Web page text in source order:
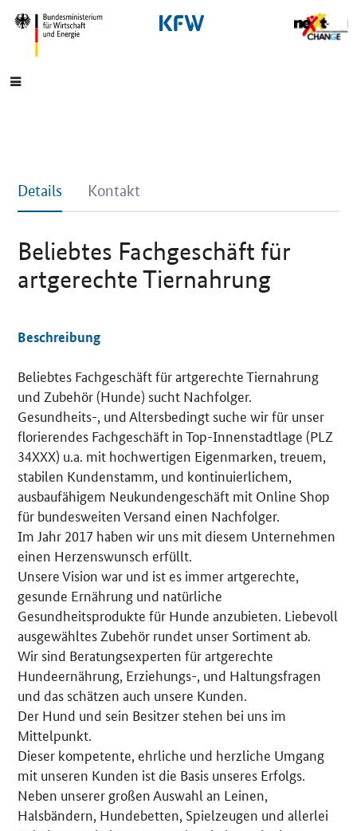
SrOnlyNavigation
Hauptmenü
Details Kontakt
Beliebtes Fachgeschäft für
artgerechte Tiernahrung
Details
Beschreibung
Beliebtes Fachgeschäft für artgerechte Tiernahrung
und Zubehör (Hunde) sucht Nachfolger.
Gesundheits-, und Altersbedingt suche wir für unser
florierendes Fachgeschäft in Top-Innenstadtlage (PLZ
34XXX) u.a. mit hochwertigen Eigenmarken, treuem,
stabilen Kundenstamm, und kontinuierlichem,
ausbaufähigem Neukundengeschäft mit Online Shop
für bundesweiten Versand einen Nachfolger.
Im Jahr 2017 haben wir uns mit diesem Unternehmen
einen Herzenswunsch erfüllt.
Unsere Vision war und ist es immer artgerechte,
gesunde Ernährung und natürliche
Gesundheitsprodukte für Hunde anzubieten. Liebevoll
ausgewähltes Zubehör rundet unser Sortiment ab.
Wir sind Beratungsexperten für artgerechte
Hundeernährung, Erziehungs-, und Haltungsfragen
und das schätzen auch unsere Kunden.
Der Hund und sein Besitzer stehen bei uns im
Mittelpunkt.
Dieser kompetente, ehrliche und herzliche Umgang
mit unseren Kunden ist die Basis unseres Erfolgs.
Neben unserer großen Auswahl an Leinen,
Halsbändern, Hundebetten, Spielzeugen und allerlei